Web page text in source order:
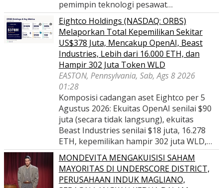
pemimpin teknologi pesawat…
Eightco Holdings (NASDAQ: ORBS)
Melaporkan Total Kepemilikan Sekitar
US$378 Juta, Mencakup OpenAI, Beast
Industries, Lebih dari 16.000 ETH, dan
Hampir 302 Juta Token WLD
EASTON, Pennsylvania, Sab, Ags 8 2026
01:28
Komposisi cadangan aset Eightco per 5
Agustus 2026: Ekuitas OpenAI senilai $90
juta (secara tidak langsung), ekuitas
Beast Industries senilai $18 juta, 16.278
ETH, kepemilikan hampir 302 juta WLD,…
MONDEVITA MENGAKUISISI SAHAM
MAYORITAS DI UNDERSCORE DISTRICT,
PERUSAHAAN INDUK MAGLIANO,